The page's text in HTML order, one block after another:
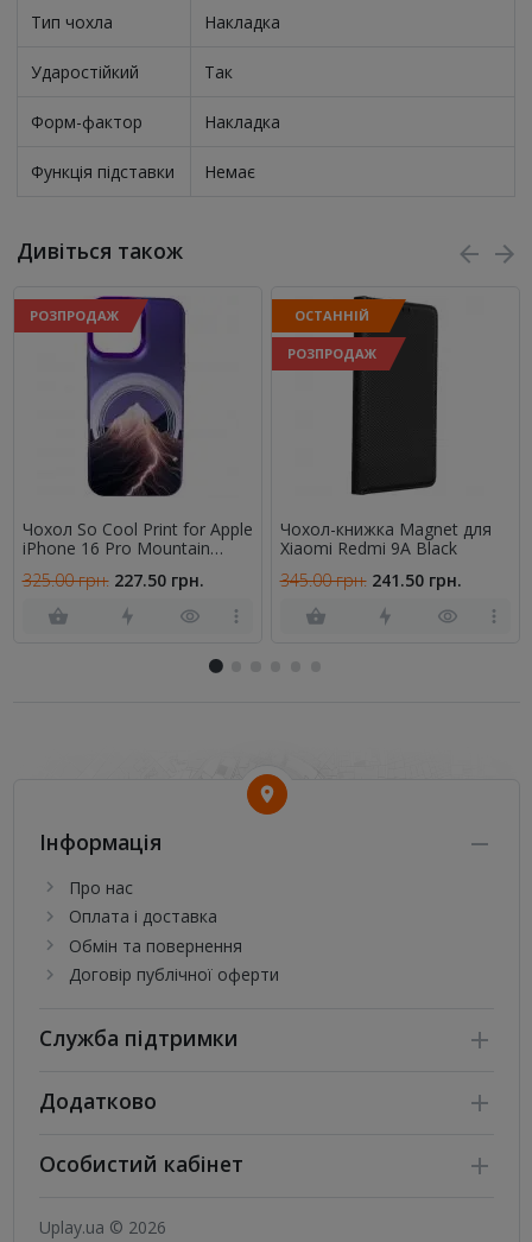
Тип чохла Накладка
Ударостійкий Так
Форм-фактор Накладка
Функція підставки Немає
Дивіться також
РОЗПРОДАЖ
Чохол So Cool Print for Apple
iPhone 16 Pro Mountain
325.00 грн. 227.50 грн.
ОСТАННІЙ
РОЗПРОДАЖ
Чохол-книжка Magnet для
Xiaomi Redmi 9A Black
345.00 грн. 241.50 грн.
Інформація
Про нас
Оплата і доставка
Обмін та повернення
Договір публічної оферти
Служба підтримки
Додатково
Особистий кабінет
Uplay.ua © 2026